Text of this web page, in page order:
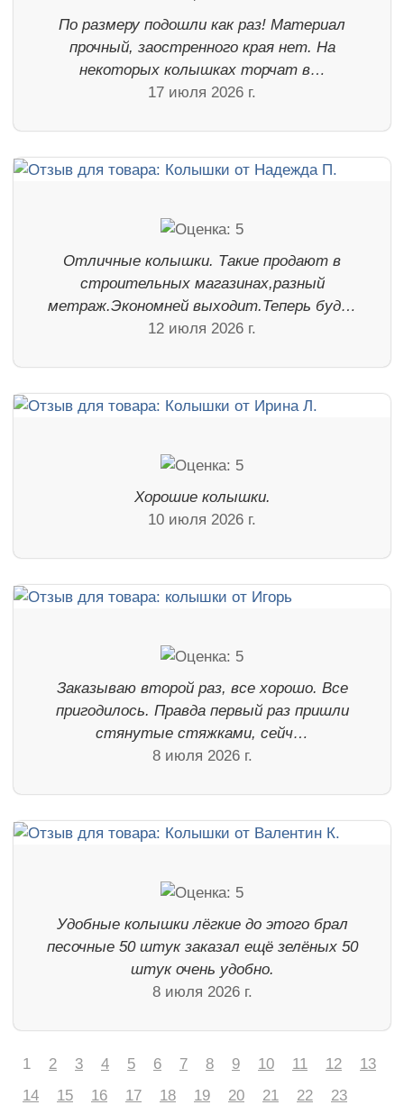
По размеру подошли как раз! Материал
прочный, заостренного края нет. На
некоторых колышках торчат в…
17 июля 2026 г.
Отличные колышки. Такие продают в
строительных магазинах,разный
метраж.Экономней выходит.Теперь буд…
12 июля 2026 г.
Хорошие колышки.
10 июля 2026 г.
Заказываю второй раз, все хорошо. Все
пригодилось. Правда первый раз пришли
стянутые стяжками, сейч…
8 июля 2026 г.
Удобные колышки лёгкие до этого брал
песочные 50 штук заказал ещё зелёных 50
штук очень удобно.
8 июля 2026 г.
1 2 3 4 5 6 7 8 9 10 11 12
13
14
15 16 17 18 19 20 21 22
23